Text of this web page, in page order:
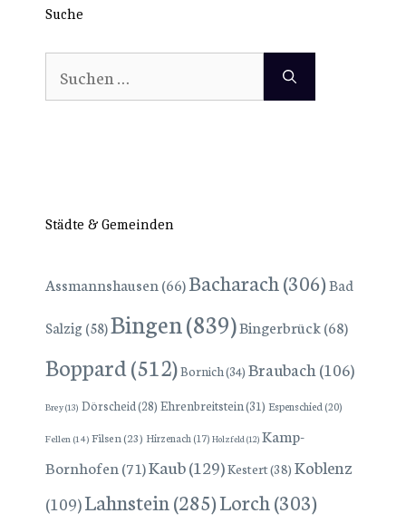
Suche
Suchen
nach:
Städte & Gemeinden
Assmannshausen (66)Bacharach(306)Bad
Salzig(58)Bingen(839)Bingerbrück(68)
Boppard(512)Bornich(34) Braubach (106)
Brey(13) Dörscheid(28) Ehrenbreitstein(31) Espenschied (20)
Fellen (14) Filsen(23) Hirzenach (17) Holzfeld(12) Kamp-
Bornhofen (71)Kaub(129)Kestert(38) Koblenz
(109)Lahnstein(285)Lorch(303)